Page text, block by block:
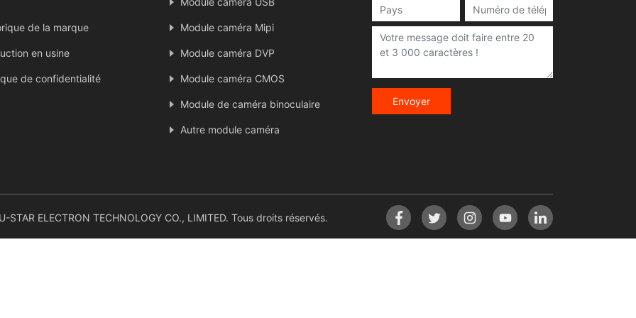
de la marque
en usine
de confidentialité
Module caméra Mipi
Module caméra DVP
Module caméra CMOS
Module de caméra binoculaire
Autre module caméra
Envoyer
ELECTRON TECHNOLOGY CO., LIMITED. Tous droits réservés.